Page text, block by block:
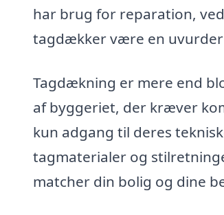
har brug for reparation,
tagdækker være en
Tagdækning er mere end
af byggeriet, der kræver
kun adgang til deres
tagmaterialer og
matcher din bolig og dine